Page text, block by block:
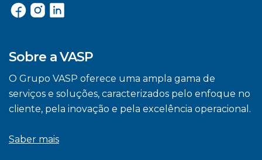
Sobre a VASP
O Grupo VASP oferece uma ampla gama de
serviços e soluções, caracterizados pelo enfoque no
cliente, pela inovação e pela excelência operacional.
Saber mais